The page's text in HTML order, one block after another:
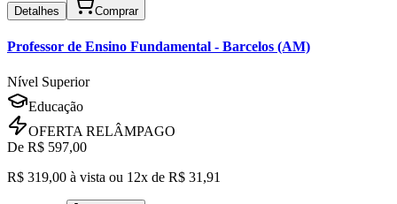
Detalhes Comprar
Professor de Ensino Fundamental - Barcelos (AM)
Nível Superior
Educação
OFERTA RELÂMPAGO
De R$ 597,00
R$ 319,00 à vista ou 12x de R$ 31,91